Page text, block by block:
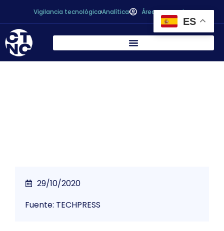
Vigilancia tecnológicaAnalítica Área personal
29/10/2020
Fuente: TECHPRESS
ES